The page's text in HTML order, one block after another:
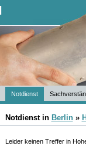
Notdienst
Notdienst in Berlin»
Leider keinen Treffer in